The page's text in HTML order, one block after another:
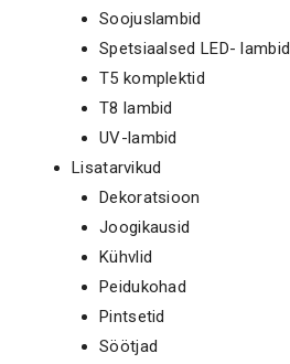
Soojuslambid
Spetsiaalsed LED- lambid
T5 komplektid
T8 lambid
UV-lambid
Lisatarvikud
Dekoratsioon
Joogikausid
Kühvlid
Peidukohad
Pintsetid
Söötjad